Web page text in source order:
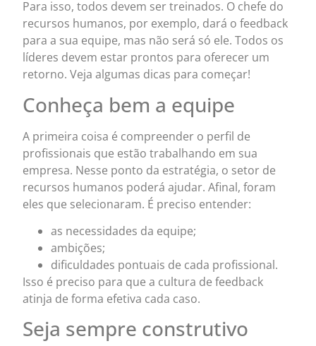
Para isso, todos devem ser treinados. O chefe do
recursos humanos, por exemplo, dará o feedback
para a sua equipe, mas não será só ele. Todos os
líderes devem estar prontos para oferecer um
retorno. Veja algumas dicas para começar!
Conheça bem a equipe
A primeira coisa é compreender o perfil de
profissionais que estão trabalhando em sua
empresa. Nesse ponto da estratégia, o setor de
recursos humanos poderá ajudar. Afinal, foram
eles que selecionaram. É preciso entender:
as necessidades da equipe;
ambições;
dificuldades pontuais de cada profissional.
Isso é preciso para que a cultura de feedback
atinja de forma efetiva cada caso.
Seja sempre construtivo